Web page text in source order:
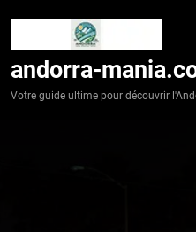
andorra-
Votre guide ultime pour découvrir